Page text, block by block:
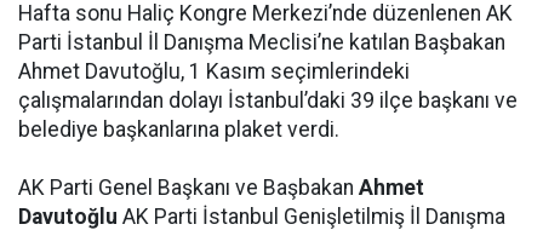
Hafta sonu Haliç Kongre Merkezi’nde düzenlenen AK
Parti İstanbul İl Danışma Meclisi’ne katılan Başbakan
Ahmet Davutoğlu, 1 Kasım seçimlerindeki
çalışmalarından dolayı İstanbul’daki 39 ilçe başkanı ve
belediye başkanlarına plaket verdi.
AK Parti Genel Başkanı ve Başbakan Ahmet
Davutoğlu AK Parti İstanbul Genişletilmiş İl Danışma